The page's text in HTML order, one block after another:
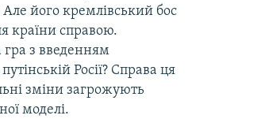
його кремлівський бос
країни справою.
з введенням
Росії? Справа ця
зміни загрожують
моделі.